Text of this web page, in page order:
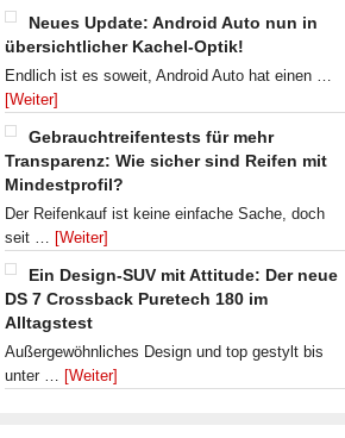
Neues Update: Android Auto nun in
übersichtlicher Kachel-Optik!
Endlich ist es soweit, Android Auto hat einen …
[Weiter]
Gebrauchtreifentests für mehr
Transparenz: Wie sicher sind Reifen mit
Mindestprofil?
Der Reifenkauf ist keine einfache Sache, doch
seit … [Weiter]
Ein Design-SUV mit Attitude: Der neue
DS 7 Crossback Puretech 180 im
Alltagstest
Außergewöhnliches Design und top gestylt bis
unter … [Weiter]